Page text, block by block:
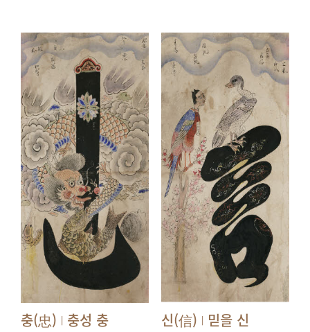
충(忠) | 충성 충 신(信) | 믿을 신